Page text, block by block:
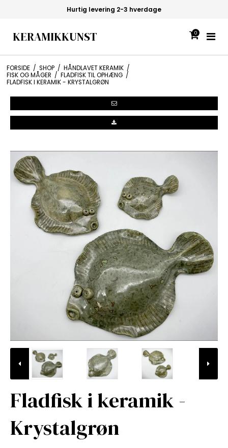
Hurtig levering 2-3 hverdage
KERAMIKKUNST 0
FORSIDE / SHOP / HÅNDLAVET KERAMIK /
FISK OG MÅGER / FLADFISK TIL OPHÆNG /
FLADFISK I KERAMIK - KRYSTALGRØN
Fladfisk i keramik -
Krystalgrøn